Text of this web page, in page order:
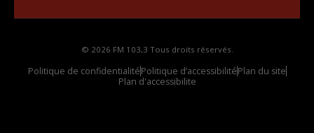
© 2026 FM 103,3 Tous droits réservés.
Politique de confidentialitéPolitique d’accessibilitéPlan du site
Plan d'accessibilite